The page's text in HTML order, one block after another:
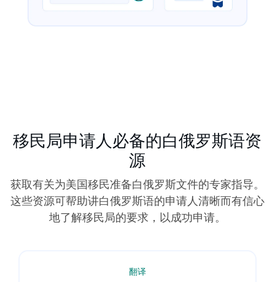
移民局申请人必备的白俄罗斯语资
源
获取有关为美国移民准备白俄罗斯文件的专家指导。
这些资源可帮助讲白俄罗斯语的申请人清晰而有信心
地了解移民局的要求，以成功申请。
翻译